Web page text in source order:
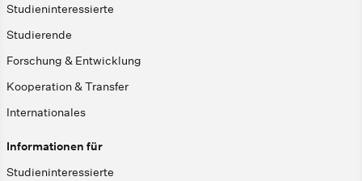
Studieninteressierte
Studierende
Forschung & Entwicklung
Kooperation & Transfer
Internationales
Informationen für
Studieninteressierte